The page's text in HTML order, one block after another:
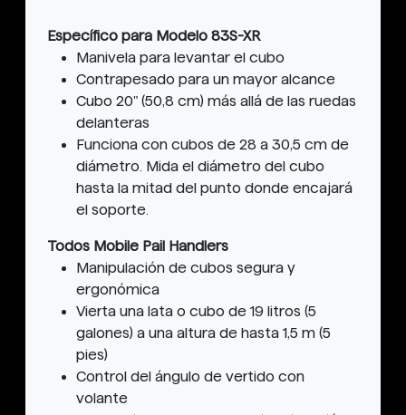
Específico para Modelo 83S-XR
Manivela para levantar el cubo
Contrapesado para un mayor alcance
Cubo 20" (50,8 cm) más allá de las ruedas
delanteras
Funciona con cubos de 28 a 30,5 cm de
diámetro. Mida el diámetro del cubo
hasta la mitad del punto donde encajará
el soporte.
Todos Mobile Pail Handlers
Manipulación de cubos segura y
ergonómica
Vierta una lata o cubo de 19 litros (5
galones) a una altura de hasta 1,5 m (5
pies)
Control del ángulo de vertido con
volante